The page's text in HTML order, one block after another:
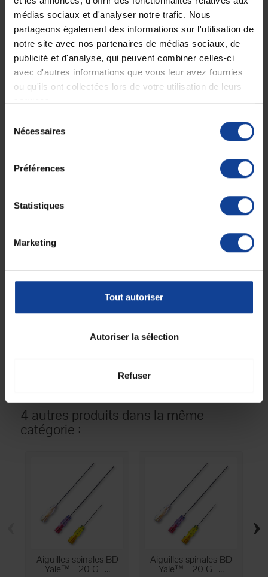
médias sociaux et d'analyser notre trafic. Nous
partageons également des informations sur l'utilisation de
notre site avec nos partenaires de médias sociaux, de
publicité et d'analyse, qui peuvent combiner celles-ci
avec d'autres informations que vous leur avez fournies
ou qu'ils ont collectées lors de votre utilisation de leurs
services.
Nécessaires
Préférences
Statistiques
Marketing
Tout autoriser
Autoriser la sélection
Refuser
d'achats
Expédition Service client
18h
Description
Les aiguilles spinales BD Yale ™ peuvent être utilisée pour
rachianesthésie
les prélèvements de liquide céphalo-
La pointe Quicke de l’aiguille est composée d’un biseau court et
LCR.
Fiche technique
Unité de
25
4 autres produits dans la même
catégorie :
Aiguilles spinales BD
Yale™ - 20 G -...
Aiguilles spinales BD
Yale™ - 20 G -...
›